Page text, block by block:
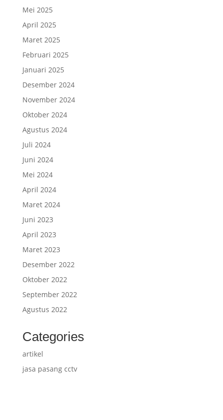
Mei 2025
April 2025
Maret 2025
Februari 2025
Januari 2025
Desember 2024
November 2024
Oktober 2024
Agustus 2024
Juli 2024
Juni 2024
Mei 2024
April 2024
Maret 2024
Juni 2023
April 2023
Maret 2023
Desember 2022
Oktober 2022
September 2022
Agustus 2022
Categories
artikel
jasa pasang cctv